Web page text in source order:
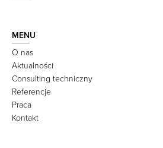
MENU
O nas
Aktualności
Consulting techniczny
Referencje
Praca
Kontakt